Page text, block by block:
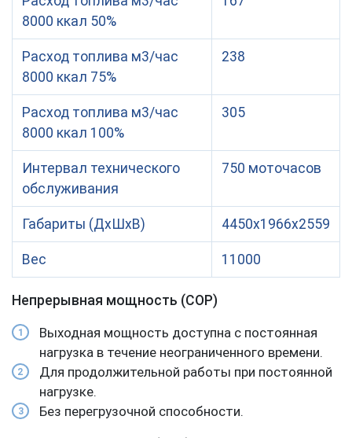
Расход масла на угар
0.2
Расход топлива м3/час
8000 ккал 50%
167
Расход топлива м3/час
8000 ккал 75%
238
Расход топлива м3/час
8000 ккал 100%
305
Интервал технического
обслуживания
750 моточасов
Габариты (ДхШхВ)
4450х1966х2559
Вес
Непрерывная мощность (COP)
Выходная мощность доступна с постоянная
нагрузка в течение неограниченного времени.
Для продолжительной работы при постоянной